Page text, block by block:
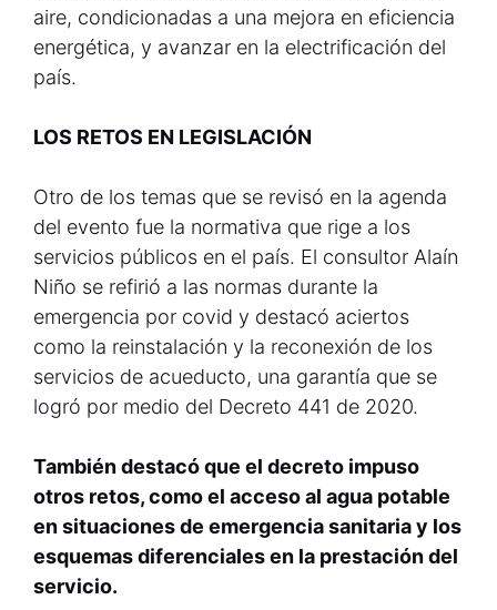
aire, condicionadas a una mejora en eficiencia
energética, y avanzar en la electrificación del
país.
LOS RETOS EN LEGISLACIÓN
Otro de los temas que se revisó en la agenda
del evento fue la normativa que rige a los
servicios públicos en el país. El consultor Alaín
Niño se refirió a las normas durante la
emergencia por covid y destacó aciertos
como la reinstalación y la reconexión de los
servicios de acueducto, una garantía que se
logró por medio del Decreto 441 de 2020.
También destacó que el decreto impuso
otros retos, como el acceso al agua potable
en situaciones de emergencia sanitaria y los
esquemas diferenciales en la prestación del
servicio.